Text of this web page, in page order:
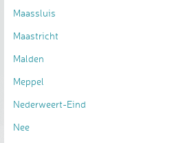
Maassluis
Maastricht
Malden
Meppel
Nederweert-Eind
Nee